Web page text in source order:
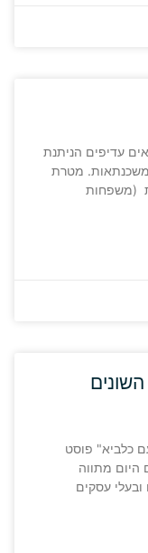
עדיפים הניתנת
מטרת
(משפחות
כלביא" פוסט
מפרסם היום מתווה
עסקים